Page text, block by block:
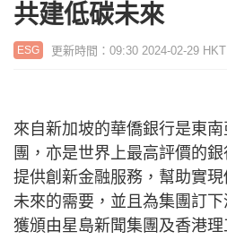
共建低碳未來
ESG 更新時間：09:30 2024-02-29 HKT
來自新加坡的華僑銀行是東
團，亦是世界上最高評價的
提供創新金融服務，幫助實
未來的需要，並且為集團訂
獲頒由星島新聞集團及香港